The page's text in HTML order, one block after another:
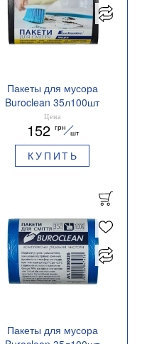
Пакеты для мусора
Buroclean 35л100шт
470x570мм крепкие
черные 14мкм ПВТ
LDPE EuroStandart
10200024
Цена
152 грн
шт
КУПИТЬ
Пакеты для мусора